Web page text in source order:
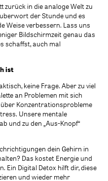
zurück in die analoge Welt zu
der Stunde und es
Weise verbessern. Lass uns
Bildschirmzeit genau das
schaffst, auch mal
ist
keine Frage. Aber zu viel
an Problemen mit sich
Konzentrationsprobleme
Unsere mentale
und zu den „Aus-Knopf“
dein Gehirn in
Das kostet Energie und
Ein Digital Detox hilft dir, diese
und wieder mehr